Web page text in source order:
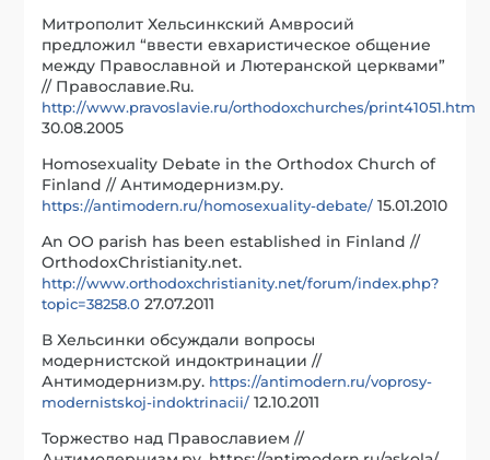
Митрополит Хельсинкский Амвросий
предложил “ввести евхаристическое общение
между Православной и Лютеранской церквами”
// Православие.Ru.
http://www.pravoslavie.ru/orthodoxchurches/print41051.htm
30.08.2005
Homosexuality Debate in the Orthodox Church of
Finland // Антимодернизм.ру.
https://antimodern.ru/homosexuality-debate/ 15.01.2010
An OO parish has been established in Finland //
OrthodoxChristianity.net.
http://www.orthodoxchristianity.net/forum/index.php?
topic=38258.0 27.07.2011
В Хельсинки обсуждали вопросы
модернистской индоктринации //
Антимодернизм.ру. https://antimodern.ru/voprosy-
modernistskoj-indoktrinacii/ 12.10.2011
Торжество над Православием //